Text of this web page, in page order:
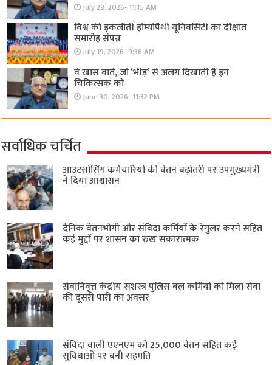
July 28, 2026- 11:15 AM
विश्व की इकलौती होम्योपैथी यूनिवर्सिटी का दीक्षांत
समारोह संपन्न
July 19, 2026- 9:36 AM
वे खास बातें, जो ‘भीड़’ से अलग दिखाती हैं इन
चिकित्सक को
June 30, 2026- 11:32 PM
सर्वाधिक चर्चित
आउटसोर्सिंग कर्मचारियों की वेतन बढ़ोतरी पर उपमुख्यमंत्री
ने दिया आश्वासन
दैनिक वेतनभोगी और संविदा कर्मियों के रेगुलर करने सहित
कई मुद्दों पर शासन का रुख सकारात्मक
सेवानिवृत्त केंद्रीय सशस्त्र पुलिस बल ​कर्मियों को मिला सेवा
की दूसरी पारी का अवसर
संविदा वाली एएनएम को 25,000 वेतन सहित कई
सुविधाओं पर बनी सहमति